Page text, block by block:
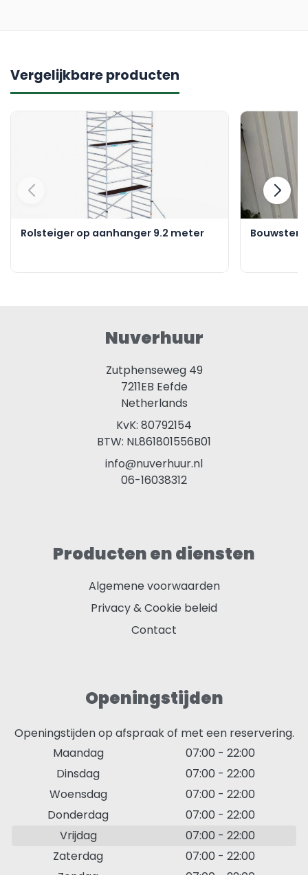
Vergelijkbare producten
Rolsteiger op aanhanger 9.2 meter
Nuverhuur
Zutphenseweg 49
7211EB Eefde
Netherlands
KvK: 80792154
BTW: NL861801556B01
info@nuverhuur.nl
06-16038312
Producten en diensten
Algemene voorwaarden
Privacy & Cookie beleid
Contact
Openingstijden
Openingstijden op afspraak of met een reservering.
Maandag
07:00 - 22:00
Dinsdag
07:00 - 22:00
Woensdag
07:00 - 22:00
Donderdag
07:00 - 22:00
Vrijdag
07:00 - 22:00
Zaterdag
07:00 - 22:00